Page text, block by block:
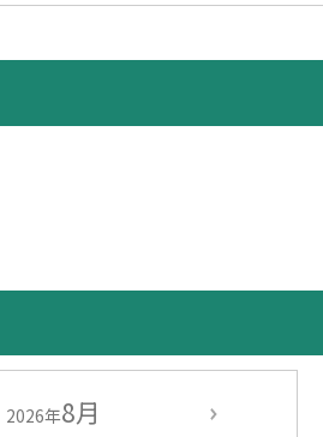
2026年8月